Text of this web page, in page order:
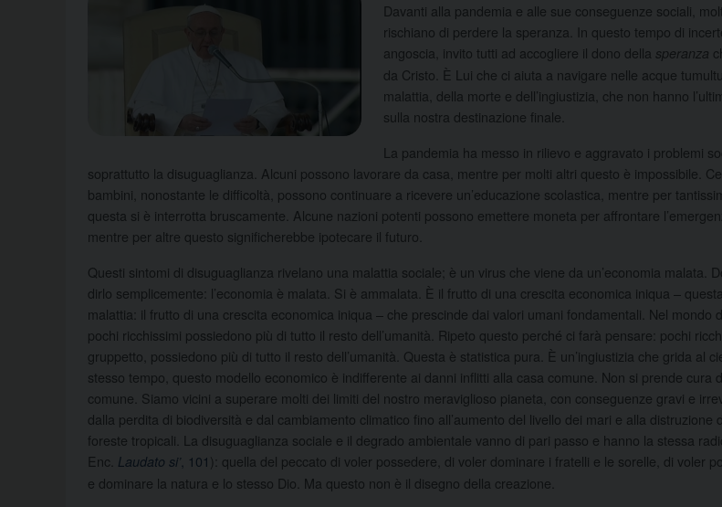
Davanti alla pandemia e alle sue conseguenze sociali,
rischiano di perdere la speranza. In questo tempo di
angoscia, invito tutti ad accogliere il dono della speranza
da Cristo. È Lui che ci aiuta a navigare nelle acque
malattia, della morte e dell’ingiustizia, che non hanno
sulla nostra destinazione finale.
La pandemia ha messo in rilievo e aggravato i problemi
soprattutto la disuguaglianza. Alcuni possono lavorare da casa, mentre per molti altri questo è impossibile.
bambini, nonostante le difficoltà, possono continuare a ricevere un’educazione scolastica, mentre per
questa si è interrotta bruscamente. Alcune nazioni potenti possono emettere moneta per affrontare
mentre per altre questo significherebbe ipotecare il futuro.
Questi sintomi di disuguaglianza rivelano una malattia sociale; è un virus che viene da un’economia malata.
dirlo semplicemente: l’economia è malata. Si è ammalata. È il frutto di una crescita economica iniqua –
malattia: il frutto di una crescita economica iniqua – che prescinde dai valori umani fondamentali. Nel mondo
pochi ricchissimi possiedono più di tutto il resto dell’umanità. Ripeto questo perché ci farà pensare: pochi
gruppetto, possiedono più di tutto il resto dell’umanità. Questa è statistica pura. È un’ingiustizia che grida al
stesso tempo, questo modello economico è indifferente ai danni inflitti alla casa comune. Non si prende cura
comune. Siamo vicini a superare molti dei limiti del nostro meraviglioso pianeta, con conseguenze gravi e
dalla perdita di biodiversità e dal cambiamento climatico fino all’aumento del livello dei mari e alla distruzione
foreste tropicali. La disuguaglianza sociale e il degrado ambientale vanno di pari passo e hanno la stessa
Enc. Laudato si’ , 101 ): quella del peccato di voler possedere, di voler dominare i fratelli e le sorelle, di voler
e dominare la natura e lo stesso Dio. Ma questo non è il disegno della creazione.